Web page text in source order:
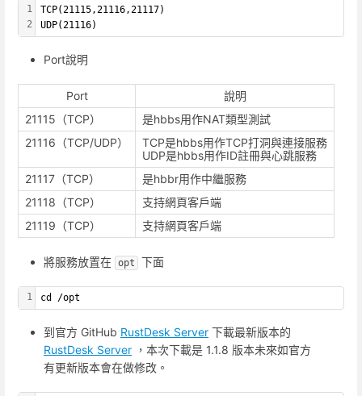
1
2
TCP(21115,21116,21117)
UDP(21116)
Port說明
Port
說明
21115（TCP）
是hbbs用作NAT類型測試
21116（TCP/UDP）
TCP是hbbs用作TCP打洞與連接服務
UDP是hbbs用作ID註冊與心跳服務
21117（TCP）
是hbbr用作中繼服務
21118（TCP）
支持網頁客戶端
21119（TCP）
支持網頁客戶端
將服務放置在 opt 下面
1 cd /opt
到官方 GitHub RustDesk Server 下載最新版本的
RustDesk Server ，本次下載是 1.1.8 版本未來如官方
有更新版本會在做修改。